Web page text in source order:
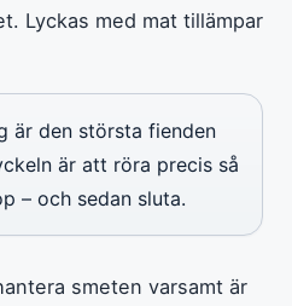
Lyckas med mat tillämpar
är den största fienden
är att röra precis så
– och sedan sluta.
smeten varsamt är